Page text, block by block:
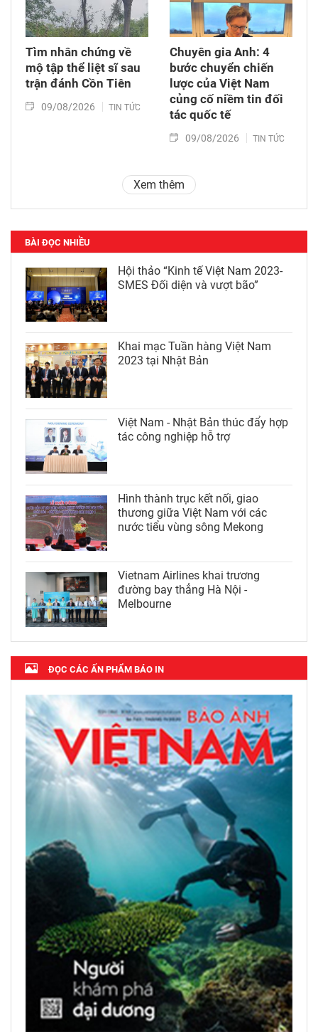
Tìm nhân chứng về
mộ tập thể liệt sĩ sau
trận đánh Cồn Tiên
09/08/2026 TIN TỨC
Chuyên gia Anh: 4
bước chuyển chiến
lược của Việt Nam
củng cố niềm tin đối
tác quốc tế
09/08/2026 TIN TỨC
Xem thêm
BÀI ĐỌC NHIỀU
Hội thảo “Kinh tế Việt Nam 2023-
SMES Đối diện và vượt bão”
Khai mạc Tuần hàng Việt Nam
2023 tại Nhật Bản
Việt Nam - Nhật Bản thúc đẩy hợp
tác công nghiệp hỗ trợ
Hình thành trục kết nối, giao
thương giữa Việt Nam với các
nước tiểu vùng sông Mekong
Vietnam Airlines khai trương
đường bay thẳng Hà Nội -
Melbourne
ĐỌC CÁC ẤN PHẨM BÁO IN